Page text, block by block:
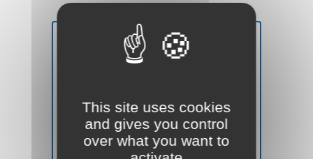
Votre site Web Vitrine sera mis en ligne
en 7 jours (voir nos CGVs).
This site uses cookies
and gives you control
over what you want to